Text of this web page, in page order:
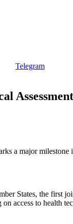
Telegram
a major
States, the first
access to health